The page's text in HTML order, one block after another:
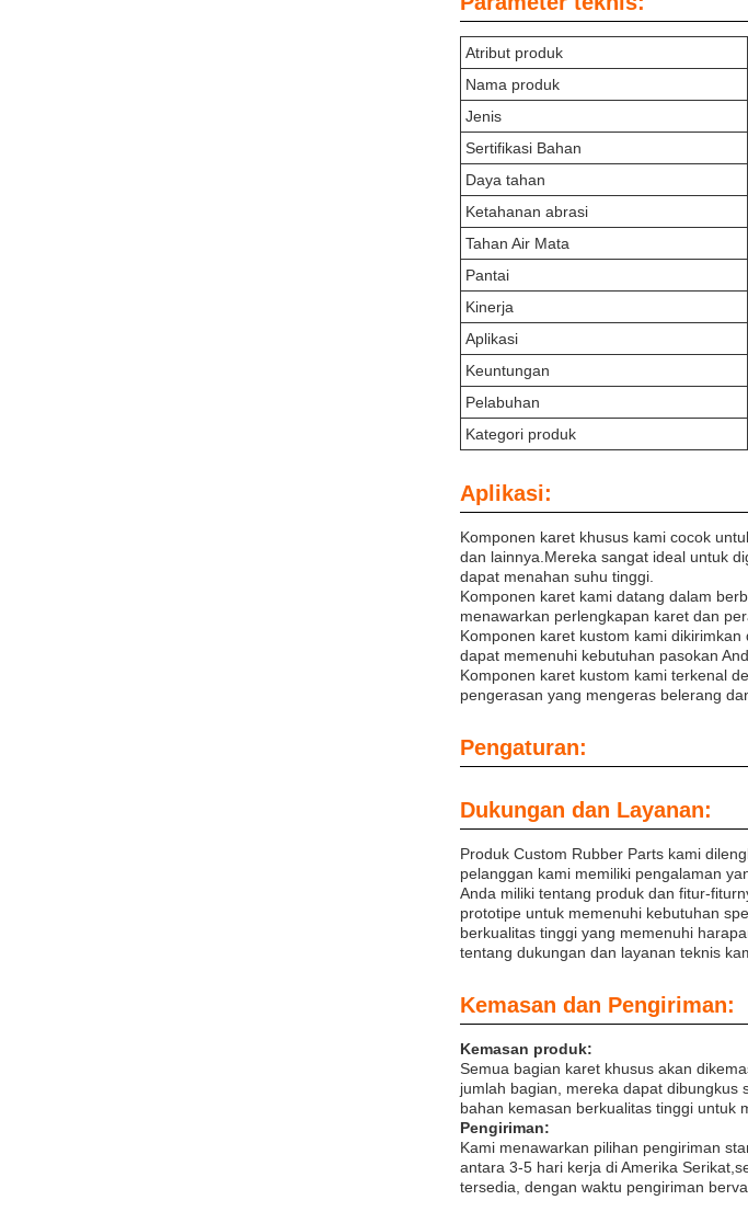
Atribut produk
Nama produk
Jenis
Sertifikasi Bahan
Daya tahan
Ketahanan abrasi
Tahan Air Mata
Pantai
Kinerja
Aplikasi
Keuntungan
Pelabuhan
Kategori produk
Aplikasi:
Komponen karet khusus kami cocok
dan lainnya.Mereka sangat ideal untuk
dapat menahan suhu tinggi.
Komponen karet kami datang dalam
menawarkan perlengkapan karet dan
Komponen karet kustom kami
dapat memenuhi kebutuhan pasokan
Komponen karet kustom kami terkenal
pengerasan yang mengeras belerang
Pengaturan:
Dukungan dan Layanan:
Produk Custom Rubber Parts kami
pelanggan kami memiliki pengalaman
Anda miliki tentang produk dan fitur-
prototipe untuk memenuhi kebutuhan
berkualitas tinggi yang memenuhi
tentang dukungan dan layanan teknis
Kemasan dan Pengiriman:
Kemasan produk:
Semua bagian karet khusus akan
jumlah bagian, mereka dapat dibungkus
bahan kemasan berkualitas tinggi untuk
Pengiriman:
Kami menawarkan pilihan pengiriman
antara 3-5 hari kerja di Amerika
tersedia, dengan waktu pengiriman